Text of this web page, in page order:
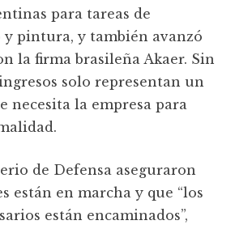
para tareas de
pintura, y también avanzó
la firma brasileña Akaer. Sin
solo representan un
necesita la empresa para
de Defensa aseguraron
están en marcha y que “los
están encaminados”,